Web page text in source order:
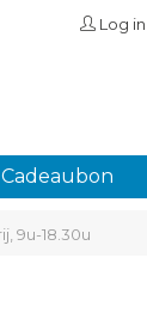
Log in
Cadeaubon
9u-18.30u